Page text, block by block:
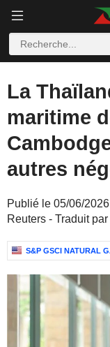
La
maritime
autres
Publié le 05/06/
Reuters - Traduit
S&P GSCI NATURAL